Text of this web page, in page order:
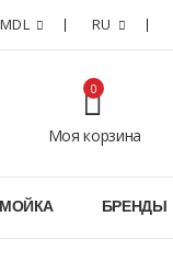
MDL RU
Моя корзина
0
БРЕНДЫ